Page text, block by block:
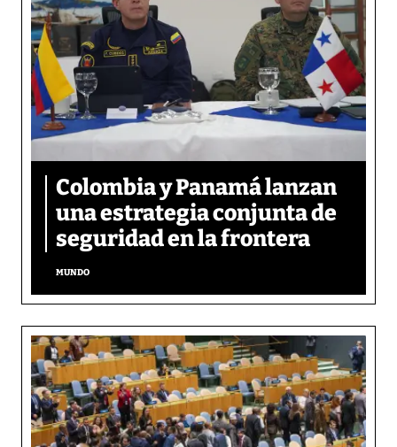
Colombia y Panamá lanzan
una estrategia conjunta de
seguridad en la frontera
MUNDO